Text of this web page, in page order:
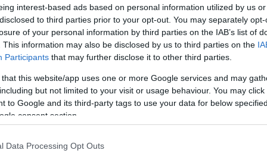
interest-based ads based on personal information utilized by us
to third parties prior to your opt-out. You may separately
of your personal information by third parties on the IAB’s list of
This information may also be disclosed by us to third parties on the
Participants that may further disclose it to other third parties.
that this website/app uses one or more Google services and may
but not limited to your visit or usage behaviour. You may
to Google and its third-party tags to use your data for below
consent section.
Data Processing Opt Outs
nuoto sarebbe una proposta, che eviterebbe
della vegetazione e l’interferenza con la
Operatori Nautici NordEst
di abbattimento dei cinghiali, dopo
evidenziando come i turisti, nonostante il
perfino con gelati, solo per scattare
necessario un cambio di paradigma: “In
basarsi sulla conservazione